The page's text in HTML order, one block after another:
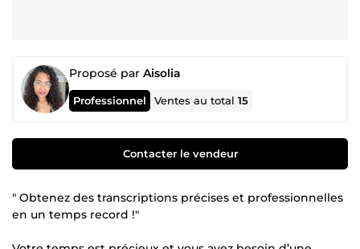
Proposé par Aisolia
Professionnel Ventes au total15
Contacter le vendeur
" Obtenez des transcriptions précises et professionnelles
en un temps record !"